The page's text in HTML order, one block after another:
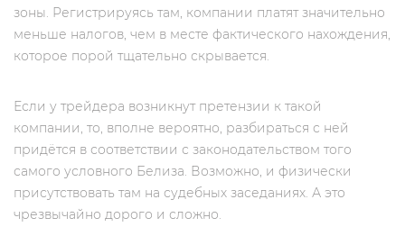
зоны. Регистрируясь там, компании платят значительно
меньше налогов, чем в месте фактического нахождения,
которое порой тщательно скрывается.
Если у трейдера возникнут претензии к такой
компании, то, вполне вероятно, разбираться с ней
придётся в соответствии с законодательством того
самого условного Белиза. Возможно, и физически
присутствовать там на судебных заседаниях. А это
чрезвычайно дорого и сложно.